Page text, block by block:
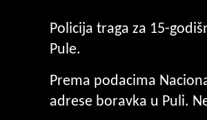
Policija traga za 15-
Pule.
Prema podacima
adrese boravka u Puli.